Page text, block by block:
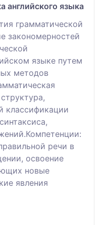
английского языка
грамматической
закономерностей
языке путем
методов
классификации
речи в
освоение
новые
явления